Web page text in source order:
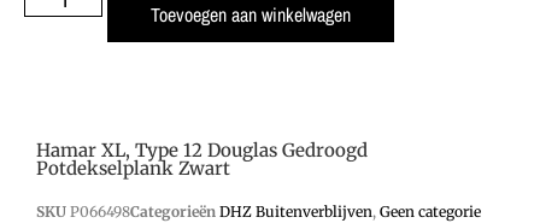
Toevoegen aan winkelwagen
Hamar XL, Type 12 Douglas Gedroogd
Potdekselplank Zwart
SKU P066498Categorieën DHZ Buitenverblijven, Geen categorie